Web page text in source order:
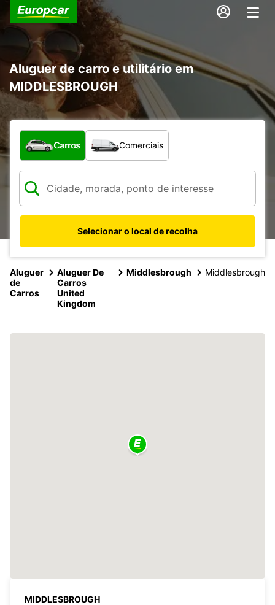
Aluguer de carro e utilitário em
MIDDLESBROUGH
Que tipo de veículo pretende?
Carros Comerciais
Selecionar o local de recolha
Aluguer
de
Carros
Aluguer De
Carros
United
Kingdom
Middlesbrough Middlesbrough
MIDDLESBROUGH